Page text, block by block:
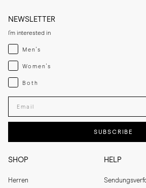
SHOP
Herren
HELP
NEWSLETTER
I'm interested in
Menswear
Men's
Womenswear
Women's
Both
Both
Enter your email adress
SUBSCRIBE